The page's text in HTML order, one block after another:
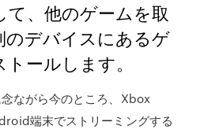
て、他のゲームを取
のデバイスにあるゲ
ールします。
ながら今のところ、Xbox
端末でストリーミングする